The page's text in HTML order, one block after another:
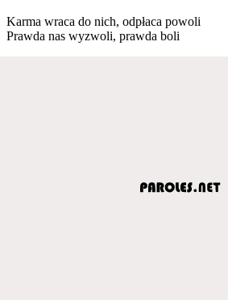
Karma wraca do nich, odpłaca powoli
Prawda nas wyzwoli, prawda boli